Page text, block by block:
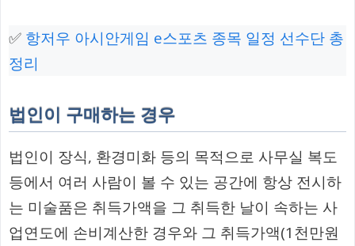
✅ 항저우 아시안게임 e스포츠 종목 일정 선수단 총
정리
법인이 구매하는 경우
법인이 장식, 환경미화 등의 목적으로 사무실 복도
등에서 여러 사람이 볼 수 있는 공간에 항상 전시하
는 미술품은 취득가액을 그 취득한 날이 속하는 사
업연도에 손비계산한 경우와 그 취득가액(1천만원